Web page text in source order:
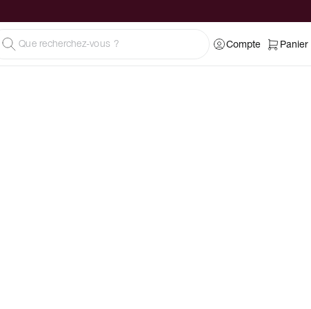
Compte Panier